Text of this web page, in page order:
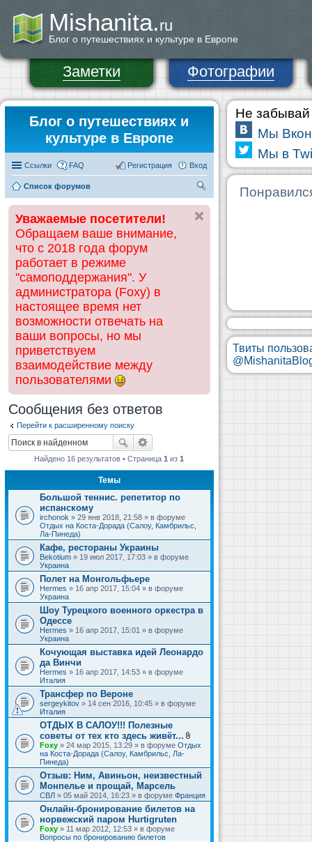
Mishanita.ru
Блог о путешествиях и культуре в Европе
Заметки Фотографии
Блог о путешествиях и
культуре в Европе
Ссылки FAQ Вход
Регистрация
Список форумов
ск
Уважаемые посетители!
Обращаем ваше внимание,
что с 2018 года форум
работает в режиме
"самоподдержания". У
администратора (Foxy) в
настоящее время нет
возможности отвечать на
ваши вопросы, но мы
приветствуем
взаимодействие между
пользователями
Сообщения без ответов
Перейти к расширенному поиску
Найдено 16 результатов • Страница1 из1
Темы
Большой теннис. репетитор по
испанскому
irchonok » 29 янв 2018, 21:58 » в форуме
Отдых на Коста-Дорада (Салоу, Камбрильс,
Ла-Пинеда)
Кафе, рестораны Украины
Bekotium » 19 июл 2017, 17:03 » в форуме
Украина
Полет на Монгольфьере
Hermes » 16 апр 2017, 15:04 » в форуме
Украина
Шоу Турецкого военного оркестра в
Одессе
Hermes » 16 апр 2017, 15:01 » в форуме
Украина
Кочующая выставка идей Леонардо
да Винчи
Hermes » 16 апр 2017, 14:53 » в форуме
Италия
Трансфер по Вероне
sergeykitov » 14 сен 2016, 10:45 » в форуме
Италия
ОТДЫХ В САЛОУ!!! Полезные
советы от тех кто здесь живёт...
В
л
ж
е
и
я
Foxy » 24 мар 2015, 13:29 » в форуме Отдых
на Коста-Дорада (Салоу, Камбрильс, Ла-
Пинеда)
Отзыв: Ним, Авиньон, неизвестный
Монпелье и прощай, Марсель
СВЛ » 05 май 2014, 16:23 » в форуме Франция
Онлайн-бронирование билетов на
норвежский паром Hurtigruten
Foxy » 11 мар 2012, 12:53 » в форуме
Вопросы по бронированию билетов
Не забывай
Мы
Мы в
Твиты